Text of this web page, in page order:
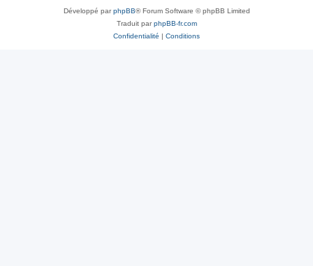
Développé parphpBB® Forum Software © phpBB Limited
Traduit parphpBB-fr.com
Confidentialité | Conditions